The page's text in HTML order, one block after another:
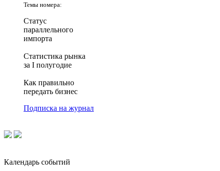
Темы номера:
Статус
параллельного
импорта
Статистика рынка
за I полугодие
Как правильно
передать бизнес
Подписка на журнал
Календарь событий